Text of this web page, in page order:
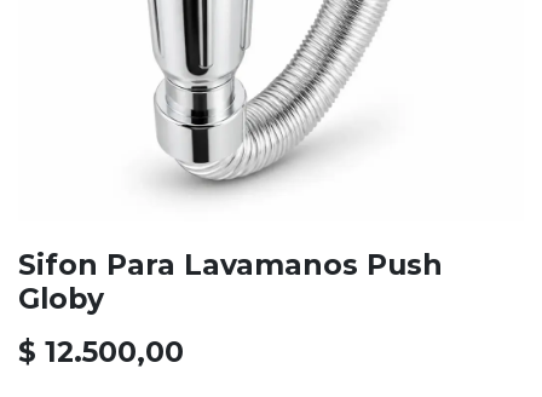
Sifon Para Lavamanos Push
Globy
$ 12.500,00